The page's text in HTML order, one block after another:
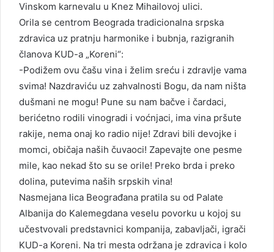
Vinskom karnevalu u Knez Mihailovoj ulici.
Orila se centrom Beograda tradicionalna srpska
zdravica uz pratnju harmonike i bubnja, razigranih
članova KUD-a „Koreni“:
-Podižem ovu čašu vina i želim sreću i zdravlje vama
svima! Nazdraviću uz zahvalnosti Bogu, da nam ništa
dušmani ne mogu! Pune su nam bačve i čardaci,
berićetno rodili vinogradi i voćnjaci, ima vina pršute
rakije, nema onaj ko radio nije! Zdravi bili devojke i
momci, običaja naših čuvaoci! Zapevajte one pesme
mile, kao nekad što su se orile! Preko brda i preko
dolina, putevima naših srpskih vina!
Nasmejana lica Beograđana pratila su od Palate
Albanija do Kalemegdana veselu povorku u kojoj su
učestvovali predstavnici kompanija, zabavljači, igrači
KUD-a Koreni. Na tri mesta održana je zdravica i kolo